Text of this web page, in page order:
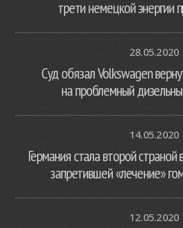
трети немецкой энергии
28.05.2020
Суд обязал Volkswagen
на проблемный
14.05.2020
Германия стала второй
запретившей «лечение»
12.05.2020